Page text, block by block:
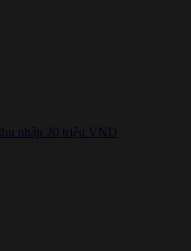
nhập 20 triệu VND